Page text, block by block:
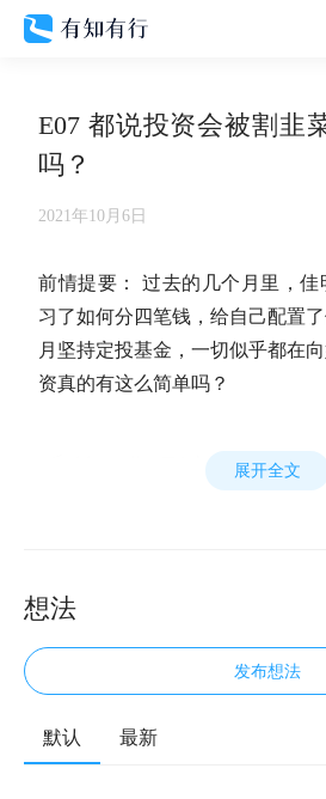
首页
温度计
E07 都说投资会被割韭
吗？
2021年10月6日
前情提要 ： 过去的几个月里，
习了如何分四笔钱，给自己配置
月坚持定投基金，一切似乎都在
资真的有这么简单吗？
APP……每天都有海量信息涌
近期市场波动较大，佳明越
一个样，投资真的靠谱吗？
和思语约在了上次见面的咖啡
展开全文
想法
发布想法
默认 最新